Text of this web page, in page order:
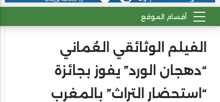
الفيلم الوثائقي العُماني
“دهجان الورد” يفوز بجائزة
“استحضار التراث” بالمغرب